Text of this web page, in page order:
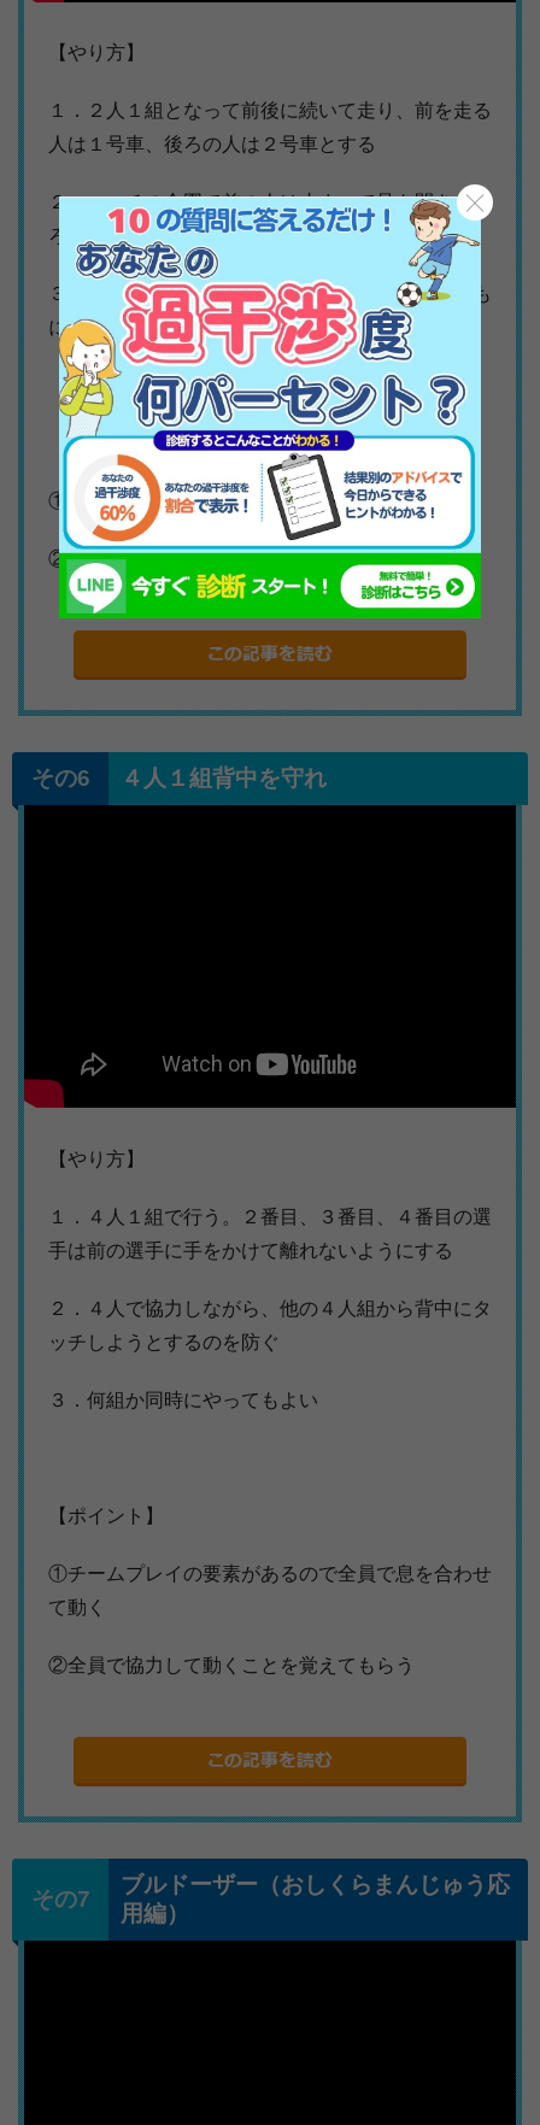
【やり方】
１．２人１組となって前後に続いて走り、前を走る
人は１号車、後ろの人は２号車とする
２．コーチの合図で前の人は止まって足を開き、後
ろの人は背後から前の人の股をくぐる
３．くぐったらまた前後に続いて走り、合図ととも
に後ろの人は背後から前の人の股をくぐる
【ポイント】
①慣れてきたらスピードを上げてみる
②楽しませながら身体を動かせる
４人１組背中を守れ
【やり方】
１．４人１組で行う。２番目、３番目、４番目の選
手は前の選手に手をかけて離れないようにする
２．４人で協力しながら、他の４人組から背中にタ
ッチしようとするのを防ぐ
３．何組か同時にやってもよい
【ポイント】
①チームプレイの要素があるので全員で息を合わせ
て動く
②全員で協力して動くことを覚えてもらう
ブルドーザー（おしくらまんじゅう応
用編）